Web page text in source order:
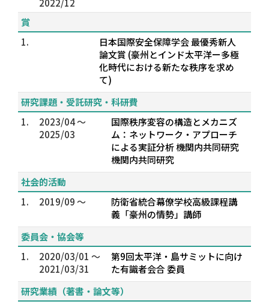
2022/12
賞
1.
日本国際安全保障学会 最優秀新人
論文賞 (豪州とインド太平洋ー多極
化時代における新たな秩序を求め
て)
研究課題・受託研究・科研費
1.
2023/04 ～
2025/03
国際秩序変容の構造とメカニズ
ム：ネットワーク・アプローチ
による実証分析 機関内共同研究
機関内共同研究
社会的活動
1.
2019/09 ～
防衛省統合幕僚学校高級課程講
義「豪州の情勢」講師
委員会・協会等
1.
2020/03/01 ～
2021/03/31
第9回太平洋・島サミットに向け
た有識者会合 委員
研究業績（著書・論文等）